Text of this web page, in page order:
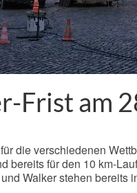
Frist am
für die verschiedenen
bereits für den 10 km-
Walker stehen bereits